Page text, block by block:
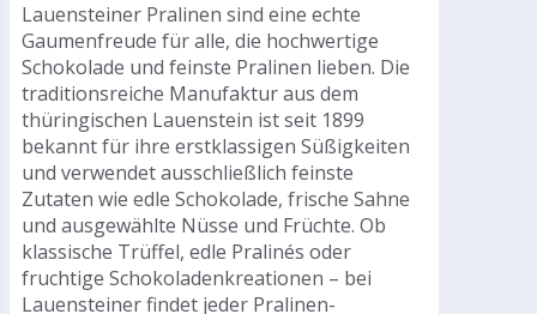
Lauensteiner Pralinen sind eine echte
Gaumenfreude für alle, die hochwertige
Schokolade und feinste Pralinen lieben. Die
traditionsreiche Manufaktur aus dem
thüringischen Lauenstein ist seit 1899
bekannt für ihre erstklassigen Süßigkeiten
und verwendet ausschließlich feinste
Zutaten wie edle Schokolade, frische Sahne
und ausgewählte Nüsse und Früchte. Ob
klassische Trüffel, edle Pralinés oder
fruchtige Schokoladenkreationen – bei
Lauensteiner findet jeder Pralinen-